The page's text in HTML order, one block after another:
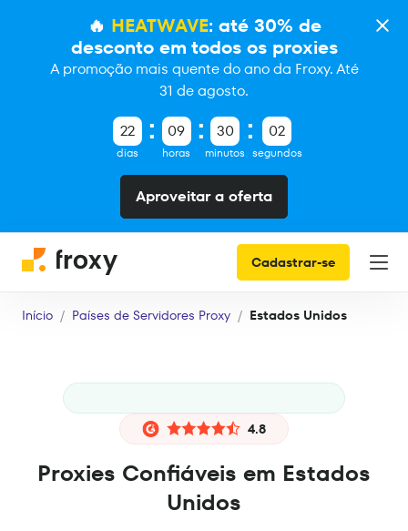
🔥 HEATWAVE: até 30% de
desconto em todos os proxies
A promoção mais quente do ano da Froxy. Até
31 de agosto.
22
dias
09
horas
30
minutos
01
segundos
Aproveitar a oferta
Cadastrar-se
Início Países de Servidores Proxy Estados Unidos
4.8
Proxies Confiáveis em Estados
Unidos